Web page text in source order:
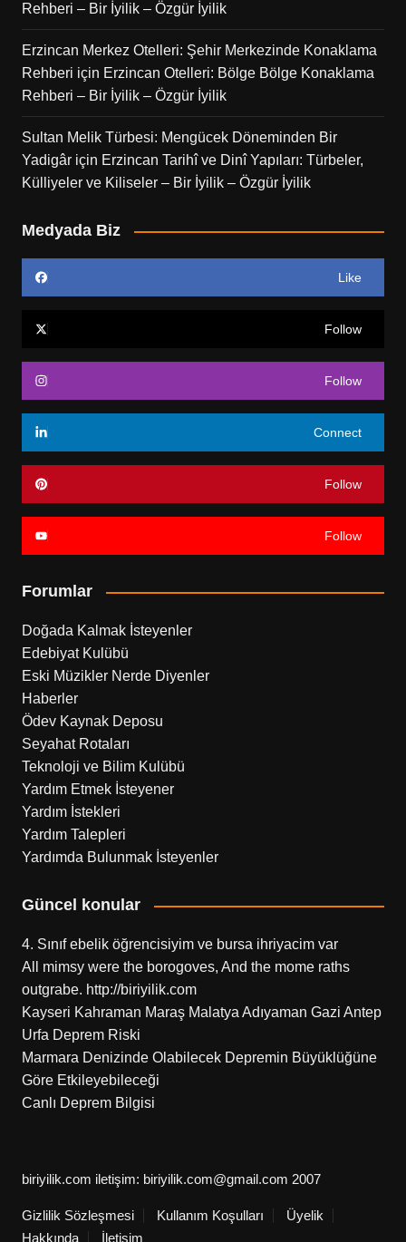
Rehberi – Bir İyilik – Özgür İyilik
Erzincan Merkez Otelleri: Şehir Merkezinde Konaklama
Rehberi için Erzincan Otelleri: Bölge Bölge Konaklama
Rehberi – Bir İyilik – Özgür İyilik
Sultan Melik Türbesi: Mengücek Döneminden Bir
Yadigâriçin Erzincan Tarihî ve Dinî Yapıları: Türbeler,
Külliyeler ve Kiliseler – Bir İyilik – Özgür İyilik
Medyada Biz
Like
Follow
Follow
Connect
Follow
Follow
Forumlar
Doğada Kalmak İsteyenler
Edebiyat Kulübü
Eski Müzikler Nerde Diyenler
Haberler
Ödev Kaynak Deposu
Seyahat Rotaları
Teknoloji ve Bilim Kulübü
Yardım Etmek İsteyener
Yardım İstekleri
Yardım Talepleri
Yardımda Bulunmak İsteyenler
Güncel konular
4. Sınıf ebelik öğrencisiyim ve bursa ihriyacim var
All mimsy were the borogoves, And the mome raths
outgrabe. http://biriyilik.com
Kayseri Kahraman Maraş Malatya Adıyaman Gazi Antep
Urfa Deprem Riski
Marmara Denizinde Olabilecek Depremin Büyüklüğüne
Göre Etkileyebileceği
Canlı Deprem Bilgisi
biriyilik.com iletişim: biriyilik.com@gmail.com 2007
Gizlilik Sözleşmesi Kullanım Koşulları
Üyelik
Hakkında
İletişim